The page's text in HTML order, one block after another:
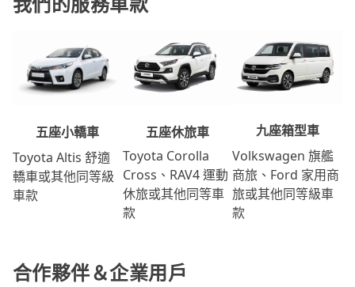
五座小轎車
Toyota Altis 舒適
轎車或其他同等級
車款
五座休旅車
Toyota Corolla
Cross、RAV4 運動
休旅或其他同等車
款
九座箱型車
Volkswagen 旗艦
商旅、Ford 家用商
旅或其他同等級車
款
合作夥伴＆企業用戶